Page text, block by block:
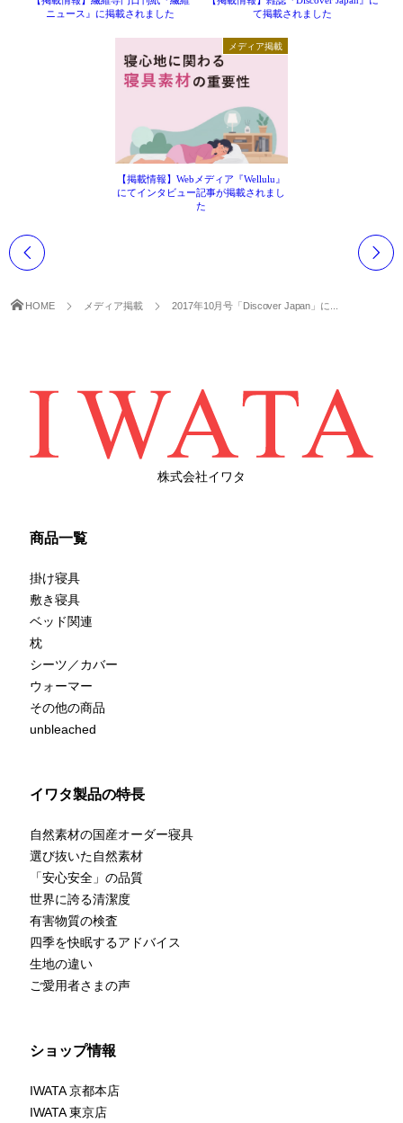
ニュース』に掲載されました
て掲載されました
メディア掲載
【掲載情報】Webメディア『Wellulu』
にてインタビュー記事が掲載されまし
た
HOME メディア掲載 2017年10月号「Discover Japan」に...
株式会社イワタ
商品一覧
掛け寝具
敷き寝具
ベッド関連
枕
シーツ／カバー
ウォーマー
その他の商品
unbleached
イワタ製品の特長
自然素材の国産オーダー寝具
選び抜いた自然素材
「安心安全」の品質
世界に誇る清潔度
有害物質の検査
四季を快眠するアドバイス
生地の違い
ご愛用者さまの声
ショップ情報
IWATA 京都本店
IWATA 東京店